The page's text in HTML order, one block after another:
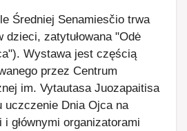
Średniej Senamiesčio trwa
dzieci, zatytułowana "Odė
Wystawa jest częścią
przez Centrum
im. Vytautasa Juozapaitisa
uczczenie Dnia Ojca na
głównymi organizatorami